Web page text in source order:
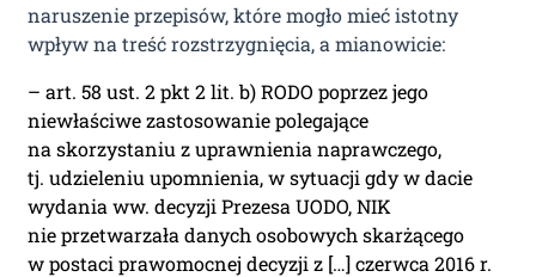
Ponad 2000 orzeczeń
o Ochronie Danych
Osobowych (RODO).
Codzienna aktualizacja
bazy orzeczeń.
naruszenie przepisów, które mogło mieć istotny
wpływ na treść rozstrzygnięcia, a mianowicie:
– art. 58 ust. 2 pkt 2 lit. b) RODO poprzez jego
niewłaściwe zastosowanie polegające
na skorzystaniu z uprawnienia naprawczego,
tj. udzieleniu upomnienia, w sytuacji gdy w dacie
wydania ww. decyzji Prezesa UODO, NIK
nie przetwarzała danych osobowych skarżącego
w postaci prawomocnej decyzji z […] czerwca 2016 r.